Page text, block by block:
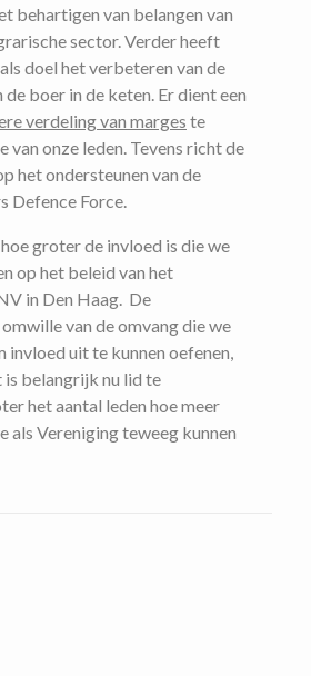
behartigen van belangen van
sector. Verder heeft
doel het verbeteren van de
boer in de keten. Er dient een
verdeling van marges te
van onze leden. Tevens richt de
het ondersteunen van de
Defence Force.
groter de invloed is die we
op het beleid van het
in Den Haag. De
van de omvang die we
invloed uit te kunnen oefenen,
belangrijk nu lid te
het aantal leden hoe meer
als Vereniging teweeg kunnen